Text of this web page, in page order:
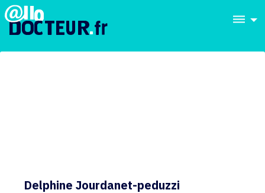
dehaze
Delphine Jourdanet-peduzzi